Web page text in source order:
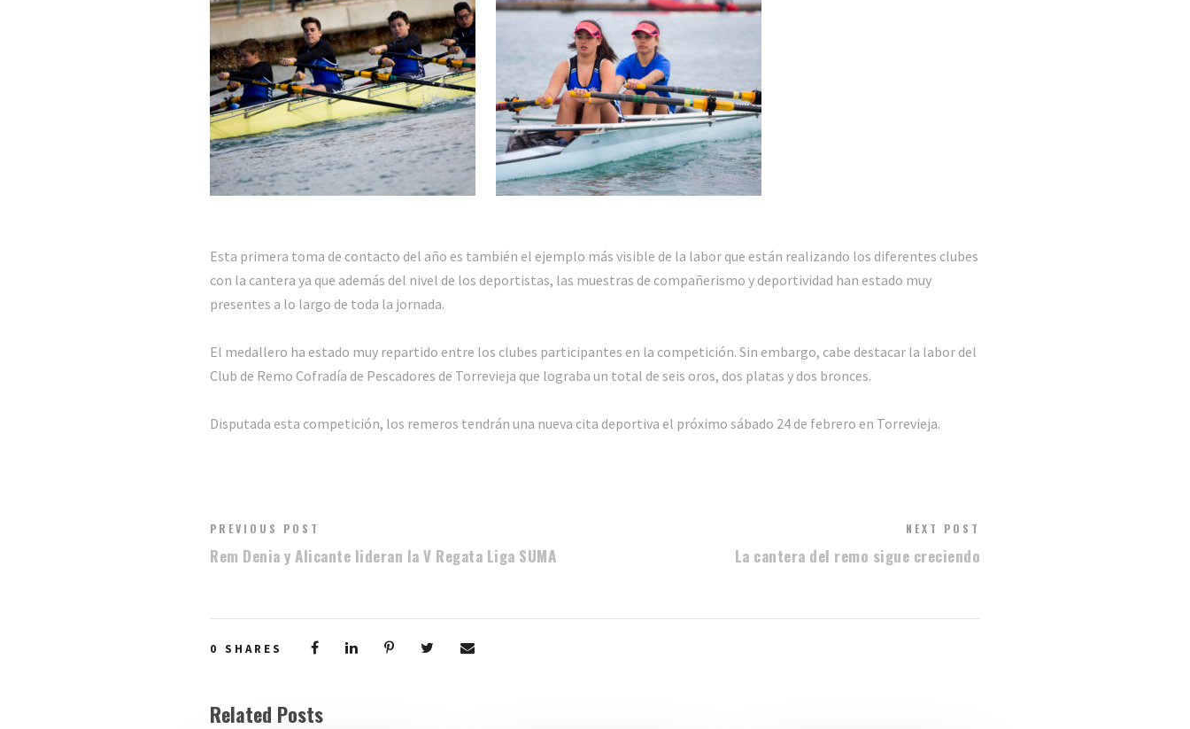
Esta primera toma de contacto del año es también el ejemplo más visible de la labor que están realizando los diferentes clubes
con la cantera ya que además del nivel de los deportistas, las muestras de compañerismo y deportividad han estado muy
presentes a lo largo de toda la jornada.
El medallero ha estado muy repartido entre los clubes participantes en la competición. Sin embargo, cabe destacar la labor del
Club de Remo Cofradía de Pescadores de Torrevieja que lograba un total de seis oros, dos platas y dos bronces.
Disputada esta competición, los remeros tendrán una nueva cita deportiva el próximo sábado 24 de febrero en Torrevieja.
PREVIOUS POST
Rem Denia y Alicante lideran la V Regata Liga SUMA
NEXT POST
La cantera del remo sigue creciendo
0 SHARES
Related Posts